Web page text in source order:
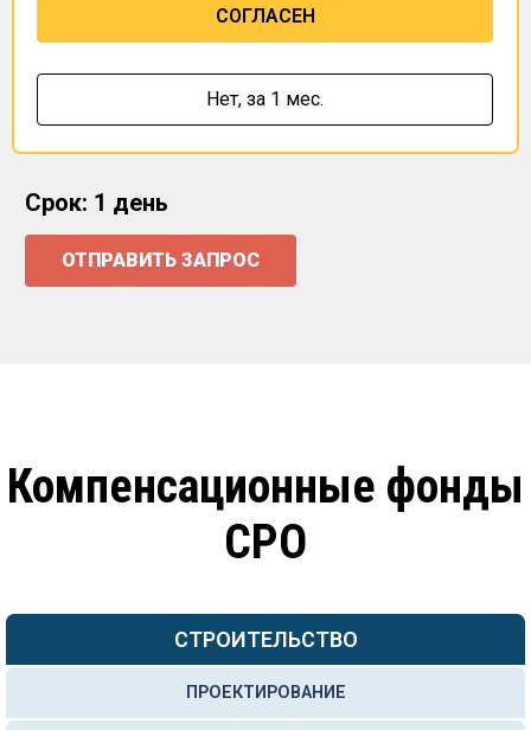
СОГЛАСЕН
Нет, за 1 мес.
Срок: 1 день
ОТПРАВИТЬ ЗАПРОС
Компенсационные фонды
СРО
СТРОИТЕЛЬСТВО
ПРОЕКТИРОВАНИЕ